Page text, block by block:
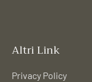
Altri Link
Privacy Policy